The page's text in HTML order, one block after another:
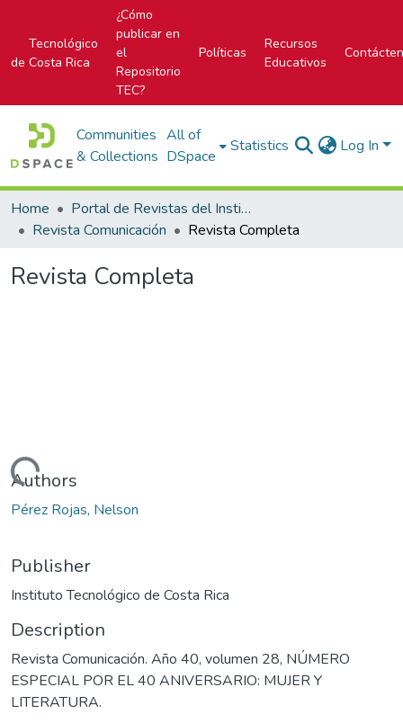
Tecnológico
de Costa Rica
¿Cómo
publicar en
el
Repositorio
TEC?
Políticas
Recursos
Educativos
Communities
& Collections
All of
DSpace
Statistics Log In
Home
Portal de Revistas del Instituto Tecnológico de Costa Rica
Revista Comunicación
Revista Completa
Revista Completa
Loading...
Authors
Pérez Rojas, Nelson
Publisher
Instituto Tecnológico de Costa Rica
Description
Revista Comunicación. Año 40, volumen 28, NÚMERO
ESPECIAL POR EL 40 ANIVERSARIO: MUJER Y
LITERATURA.